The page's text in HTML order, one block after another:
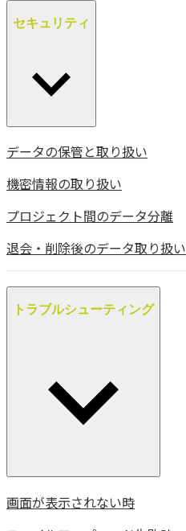
セキュリティ
データの保管と取り扱い
機密情報の取り扱い
プロジェクト間のデータ分離
退会・削除後のデータ取り扱い
トラブルシューティング
画面が表示されない時